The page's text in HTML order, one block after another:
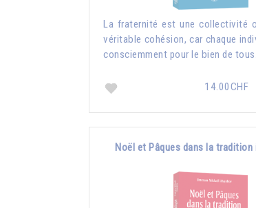
La fraternité est une collectivité
véritable cohésion, car chaque
consciemment pour le bien de tous.
14.00CHF
Noël et Pâques dans la